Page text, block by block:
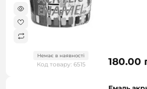
Немає в наявності
Код товару: 6515 180.00